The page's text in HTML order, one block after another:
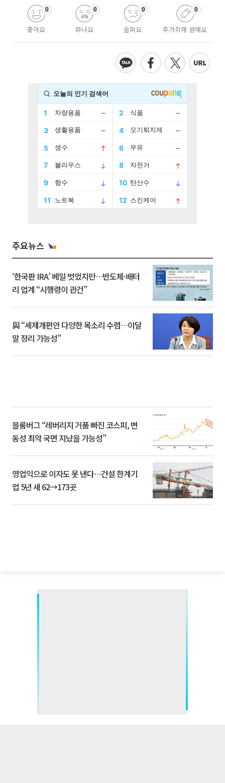
좋아요
0
화나요
0
슬퍼요
0
추가취재 원해요
0
주요뉴스
‘한국판 IRA’ 베일 벗었지만…반도체·배터
리 업계 “시행령이 관건”
與 “세제개편안 다양한 목소리 수렴…이달
말 정리 가능성”
블룸버그 “레버리지 거품 빠진 코스피, 변
동성 최악 국면 지났을 가능성”
영업익으로 이자도 못 낸다…건설 한계기
업 5년 새 62→173곳